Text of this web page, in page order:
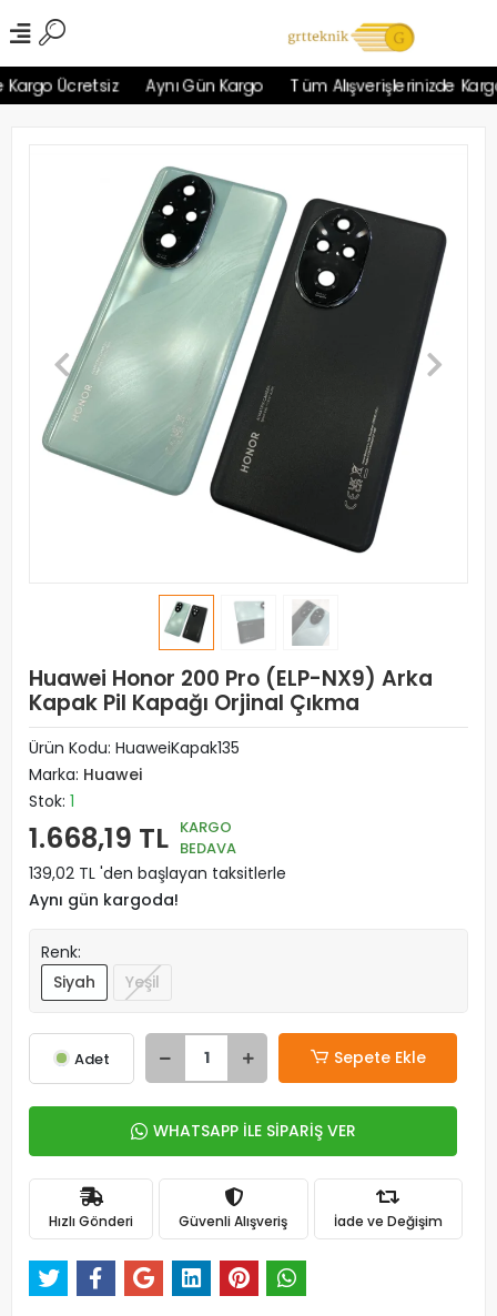
Ücretsiz Aynı Gün Kargo Tüm Alışverişlerinizde Kargo
Huawei Honor 200 Pro (ELP-NX9) Arka
Kapak Pil Kapağı Orjinal Çıkma
Ürün Kodu: HuaweiKapak135
Marka: Huawei
Stok: 1
1.668,19 TL KARGO
BEDAVA
139,02 TL 'den başlayan taksitlerle
Aynı gün kargoda!
Renk:
Siyah
Yeşil
Adet Sepete Ekle
WHATSAPP İLE SİPARİŞ VER
Hızlı Gönderi Güvenli Alışveriş İade ve Değişim